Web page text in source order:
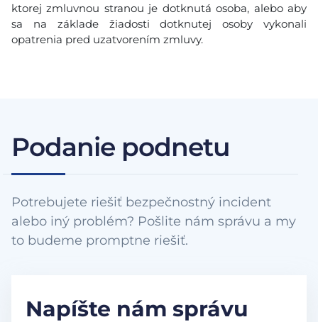
ktorej zmluvnou stranou je dotknutá osoba, alebo aby
sa na základe žiadosti dotknutej osoby vykonali
opatrenia pred uzatvorením zmluvy.
Podanie podnetu
Potrebujete riešiť bezpečnostný incident
alebo iný problém? Pošlite nám správu a my
to budeme promptne riešiť.
Napíšte nám správu